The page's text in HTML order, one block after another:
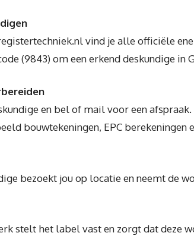
vind je alle officiële
(9843) om een erkend deskundige in
en bel of mail voor een
bouwtekeningen, EPC berekeningen
bezoekt jou op locatie en neemt de
stelt het label vast en zorgt dat deze